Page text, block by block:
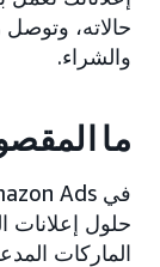
حالاته،
والشراء.
ما
حلول إعلانات
الماركات